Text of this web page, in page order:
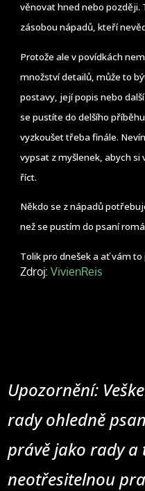
věnovat hned nebo později.
zásobou nápadů, kteří
Protože ale v povídkách
množství detailů, může to
postavy, její popis nebo
se pustíte do delšího
vyzkoušet třeba finále.
vypsat z myšlenek, abych
říct.
Někdo se z nápadů
než se pustím do psaní
Tolik pro dnešek a ať vám to
Zdroj:VivienReis
Upozornění:
rady ohledně
právě jako rady a
neotřesitelnou